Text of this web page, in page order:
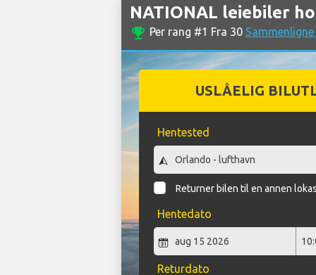
NATIONAL leiebiler
emoji_events Per rang #1 Fra 30
USLÅELIG
Hentested
Returner bilen til en annen
Hentedato
Returdato